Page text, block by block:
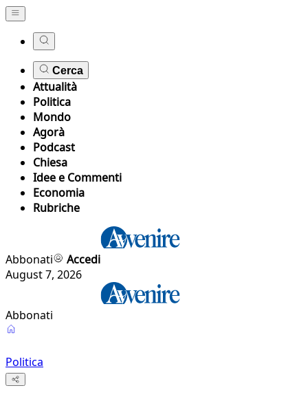
Cerca
Attualità
Politica
Mondo
Agorà
Podcast
Chiesa
Idee e Commenti
Economia
Rubriche
Abbonati
Accedi
August 7, 2026
Abbonati
Politica